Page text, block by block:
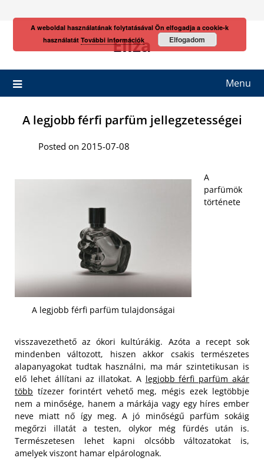
Eliza
Menu
A legjobb férfi parfüm jellegzetességei
Posted on 2015-07-08
A legjobb férfi parfüm tulajdonságai
A
parfümök
története
visszavezethető az ókori kultúrákig. Azóta a recept sok
mindenben változott, hiszen akkor csakis természetes
alapanyagokat tudtak használni, ma már szintetikusan is
elő lehet állítani az illatokat. A legjobb férfi parfüm akár
több tízezer forintért vehető meg, mégis ezek legtöbbje
nem a minősége, hanem a márkája vagy egy híres ember
neve miatt nő így meg. A jó minőségű parfüm sokáig
megőrzi illatát a testen, olykor még fürdés után is.
Természetesen lehet kapni olcsóbb változatokat is,
amelyek viszont hamar elpárolognak.
A weboldal használatának folytatásával Ön elfogadja a cookie-k
használatát További információk Elfogadom